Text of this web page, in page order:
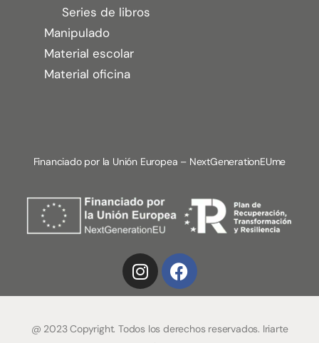
Series de libros
Manipulado
Material escolar
Material oficina
Financiado por la Unión Europea – NextGenerationEUme
@ 2023 Copyright. Todos los derechos reservados. Iriarte